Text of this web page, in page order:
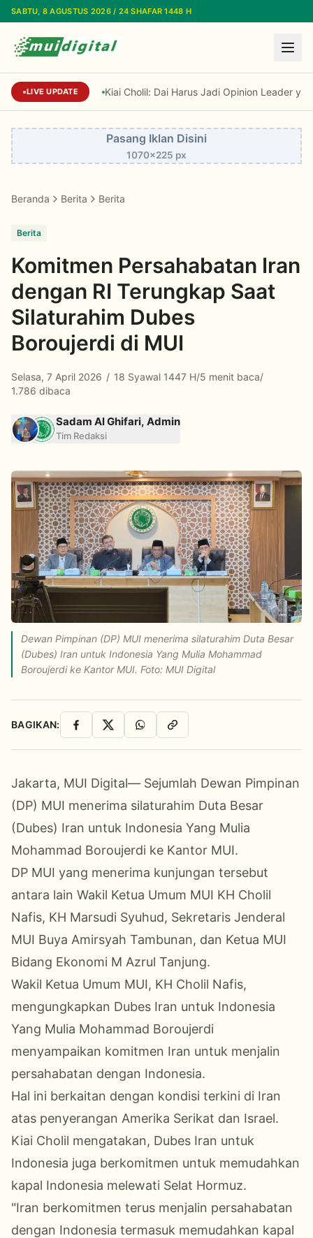
Lewati ke konten utama
SABTU, 8 AGUSTUS 2026 / 24 SHAFAR 1448 H
LIVE UPDATE Kiai Cholil: Dai Harus Jadi Opinion Leader yang
Pasang Iklan Disini
1070x225 px
Beranda Berita Berita
Berita
Komitmen Persahabatan Iran
dengan RI Terungkap Saat
Silaturahim Dubes
Boroujerdi di MUI
Selasa, 7 April 2026 / 18 Syawal 1447 H/5 menit baca/
1.786 dibaca
Sadam Al Ghifari, Admin
Tim Redaksi
Dewan Pimpinan (DP) MUI menerima silaturahim Duta Besar
(Dubes) Iran untuk Indonesia Yang Mulia Mohammad
Boroujerdi ke Kantor MUI. Foto: MUI Digital
BAGIKAN: Facebook
X WhatsAppSalin Link
Jakarta, MUI Digital— Sejumlah Dewan Pimpinan
(DP) MUI menerima silaturahim Duta Besar
(Dubes) Iran untuk Indonesia Yang Mulia
Mohammad Boroujerdi ke Kantor MUI.
DP MUI yang menerima kunjungan tersebut
antara lain Wakil Ketua Umum MUI KH Cholil
Nafis, KH Marsudi Syuhud, Sekretaris Jenderal
MUI Buya Amirsyah Tambunan, dan Ketua MUI
Bidang Ekonomi M Azrul Tanjung.
Wakil Ketua Umum MUI, KH Cholil Nafis,
mengungkapkan Dubes Iran untuk Indonesia
Yang Mulia Mohammad Boroujerdi
menyampaikan komitmen Iran untuk menjalin
persahabatan dengan Indonesia.
Hal ini berkaitan dengan kondisi terkini di Iran
atas penyerangan Amerika Serikat dan Israel.
Kiai Cholil mengatakan, Dubes Iran untuk
Indonesia juga berkomitmen untuk memudahkan
kapal Indonesia melewati Selat Hormuz.
"Iran berkomitmen terus menjalin persahabatan
dengan Indonesia termasuk memudahkan kapal